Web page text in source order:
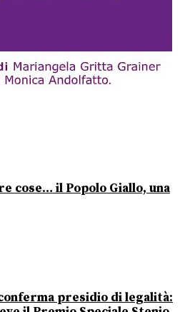
cose… il Popolo Giallo, una
presidio di legalità: